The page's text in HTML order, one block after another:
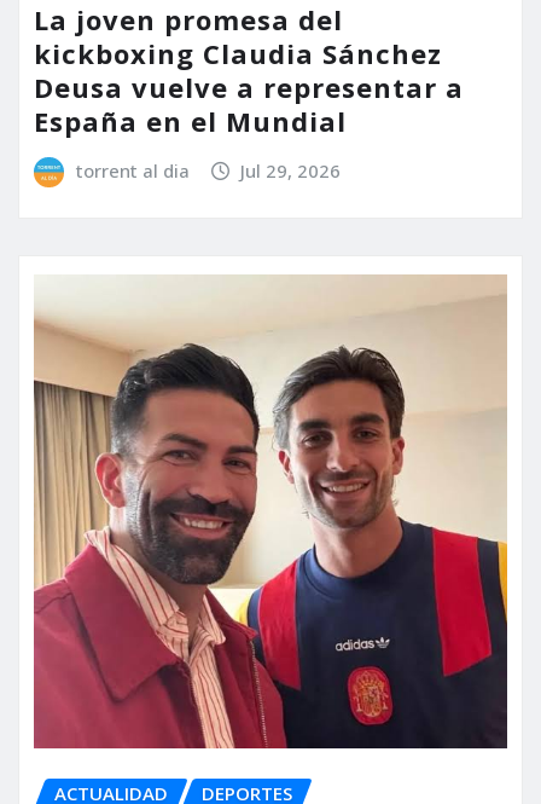
La joven promesa del
kickboxing Claudia Sánchez
Deusa vuelve a representar a
España en el Mundial
torrent al dia Jul 29, 2026
ACTUALIDAD DEPORTES